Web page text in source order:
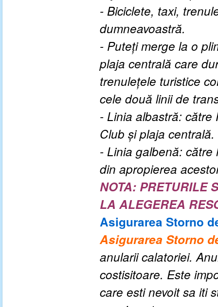
- Biciclete, taxi,
dumneavoastră.
- Puteți merge la o
plaja centrală care
trenulețele turistice
cele două linii de
- Linia albastră: către
Club și plaja centrală.
- Linia galbenă: către
din apropierea
NOTA: PRETURILE
LA ALEGEREA
Asigurarea Storno
Asigurarea Storno
anularii calatoriei.
costisitoare. Este
care esti nevoit sa iti